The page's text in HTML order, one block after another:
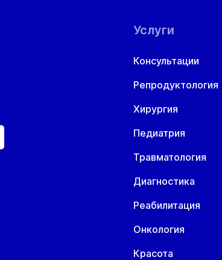
Услуги
Консультации
Репродуктология
Хирургия
Педиатрия
Травматология
Диагностика
Реабилитация
Онкология
Красота